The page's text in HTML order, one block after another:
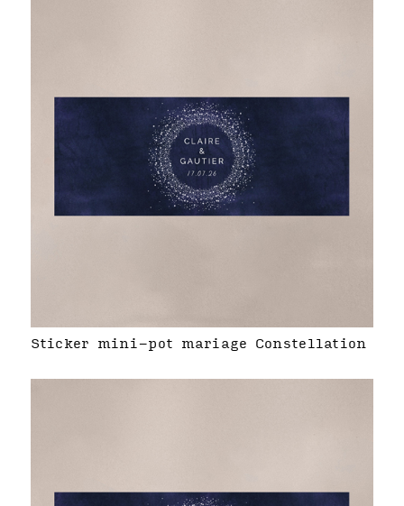
Sticker mini-pot mariage Constellation